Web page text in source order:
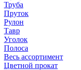
Труба
Пруток
Рулон
Тавр
Уголок
Полоса
Весь ассортимент
Цветной прокат